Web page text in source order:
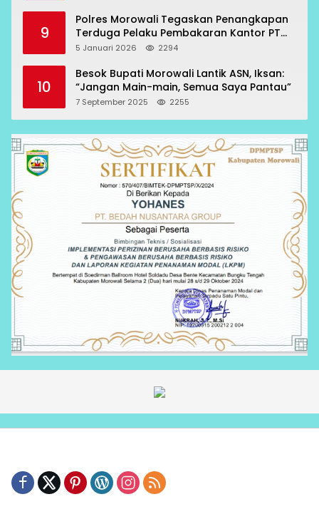
9
Polres Morowali Tegaskan Penangkapan
Terduga Pelaku Pembakaran Kantor PT
RCP Sesuai Prosedur
5 Januari 2026 2294
10
Besok Bupati Morowali Lantik ASN, Iksan:
“Jangan Main-main, Semua Saya Pantau”
7 September 2025 2255